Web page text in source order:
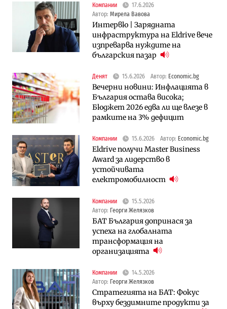
Компании
17.6.2026
Автор: Мирела Вавова
Интервю | Зарядната
инфраструктура на Eldrive вече
изпреварва нуждите на
българския пазар
Денят 15.6.2026 Автор: Economic.bg
Вечерни новини: Инфлацията в
България остава висока;
Бюджет 2026 едва ли ще влезе в
рамките на 3% дефицит
Компании 15.6.2026 Автор: Economic.bg
Eldrive получи Master Business
Award за лидерство в
устойчивата
електромобилност
Компании
15.5.2026
Автор: Георги Желязков
БАТ България допринася за
успеха на глобалната
трансформация на
организацията
Компании
14.5.2026
Автор: Георги Желязков
Стратегията на БАТ: Фокус
върху бездимните продукти за